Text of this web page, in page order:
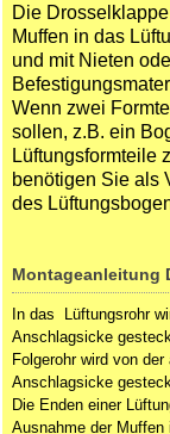
Die
Muffen in das
und mit Nieten
Wenn zwei
sollen, z.B. ein
Lüftungsformteile
benötigen Sie als
des
Montageanleitung
In das Lüftungsrohr
Anschlagsicke
Folgerohr wird von
Anschlagsicke
Die Enden einer
Ausnahme der